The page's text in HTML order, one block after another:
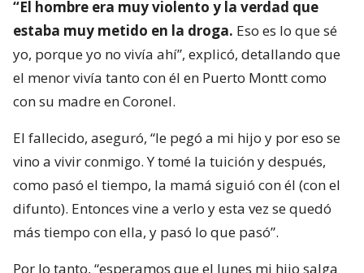
“El hombre era muy violento y la verdad que
estaba muy metido en la droga. Eso es lo que sé
yo, porque yo no vivía ahí”, explicó, detallando que
el menor vivía tanto con él en Puerto Montt como
con su madre en Coronel.
El fallecido, aseguró, “le pegó a mi hijo y por eso se
vino a vivir conmigo. Y tomé la tuición y después,
como pasó el tiempo, la mamá siguió con él (con el
difunto). Entonces vine a verlo y esta vez se quedó
más tiempo con ella, y pasó lo que pasó”.
Por lo tanto, “esperamos que el lunes mi hijo salga